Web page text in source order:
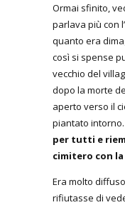
Ormai sfinito,
parlava più con
quanto era
così si spense
vecchio del
dopo la morte
aperto verso il
piantato intorno.
per tutti e
cimitero con
Era molto
rifiutasse di